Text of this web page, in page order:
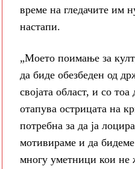
време на гледачите им
настапи.
„Моето поимање за
да биде обезбеден од
својата област, и со
отапува острицата на
потребна за да ја
мотивираме и да
многу уметници кои не